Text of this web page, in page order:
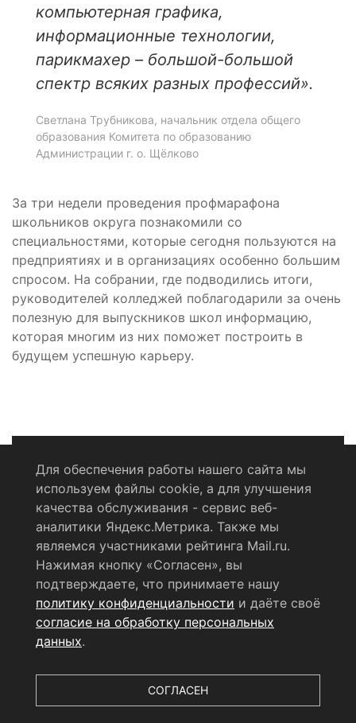
компьютерная графика,
информационные технологии,
парикмахер – большой-большой
спектр всяких разных профессий».
Светлана Трубникова, начальник отдела общего
образования Комитета по образованию
Администрации г. о. Щёлково
За три недели проведения профмарафона
школьников округа познакомили со
специальностями, которые сегодня пользуются на
предприятиях и в организациях особенно большим
спросом. На собрании, где подводились итоги,
руководителей колледжей поблагодарили за очень
полезную для выпускников школ информацию,
которая многим из них поможет построить в
будущем успешную карьеру.
Политика конфиденциальности
Согласие на обработку персональных данных
RSS-лента
© 2004 - 2026 Сетевое издание Щёлковское ТВ.
Свидетельство о регистрации СМИ
ЭЛ № ФС 77 - 79754 от 07.12.2020 г.
технологий и массовых коммуникаций (РОСКОМНАДЗОР).
Для обеспечения работы нашего сайта мы
используем файлы cookie, а для улучшения
качества обслуживания - сервис веб-
аналитики Яндекс.Метрика. Также мы
являемся участниками рейтинга Mail.ru.
Нажимая кнопку «Согласен», вы
подтверждаете, что принимаете нашу
политику конфиденциальности и даёте своё
согласие на обработку персональных
данных.
СОГЛАСЕН